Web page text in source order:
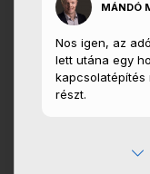
MÁNDÓ
Nos igen, az
lett utána egy
kapcsolatépítés
részt.